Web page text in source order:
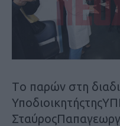
Το παρών στη
Υποδιοικητήςτης
Σταύρος